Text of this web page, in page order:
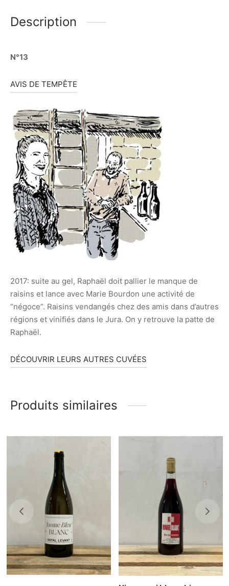
Description
N°13
AVIS DE TEMPÊTE
2017: suite au gel, Raphaël doit pallier le manque de
raisins et lance avec Marie Bourdon une activité de
“négoce”. Raisins vendangés chez des amis dans d’autres
régions et vinifiés dans le Jura. On y retrouve la patte de
Raphaël.
DÉCOUVRIR LEURS AUTRES CUVÉES
Produits similaires